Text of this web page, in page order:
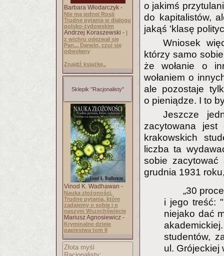
Barbara Włodarczyk -
Nie ma jednej Rosji
Trudne pytania w dialogu
polsko-żydowskim
Andrzej Koraszewski - I
z wichru odezwał się
Pan... Darwin, czuj się
odwołany
Znajdź książkę..
Sklepik "Racjonalisty"
Vinod K. Wadhawan -
Nauka złożoności.
Trudne pytania, które
zadajemy o sobie i o
naszym Wszechświecie
Mariusz Agnosiewicz -
Kryminalne dzieje
papiestwa tom II
Złota myśl
o jakimś
do kapitalistów,
jakąś 'klasę
Wniosek
którzy samo
że wołanie o
wołaniem o
ale pozostaje
o pieniądze. I to
Jeszcze
zacytowana
krakowskich
liczba ta
sobie zacytować
grudnia 1931
„30
i jego treść:
niejako dać
studentów,
ul. Grójeckiej